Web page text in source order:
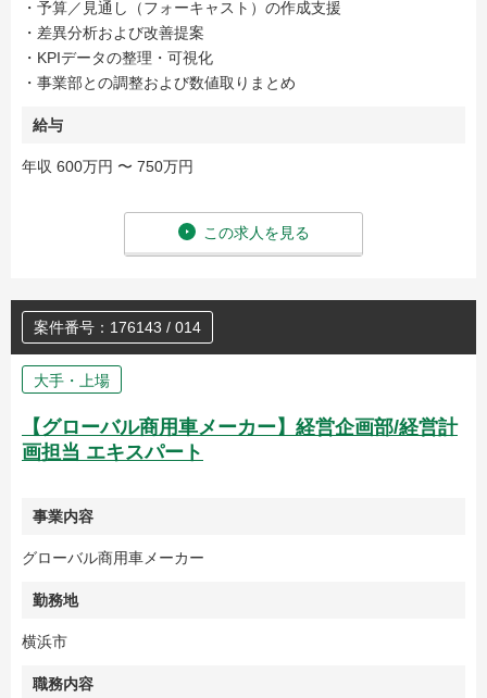
・予算／見通し（フォーキャスト）の作成支援
・差異分析および改善提案
・KPIデータの整理・可視化
・事業部との調整および数値取りまとめ
給与
年収 600万円 〜 750万円
この求人を見る
案件番号：176143 / 014
大手・上場
【グローバル商用車メーカー】経営企画部/経営計
画担当 エキスパート
事業内容
グローバル商用車メーカー
勤務地
横浜市
職務内容